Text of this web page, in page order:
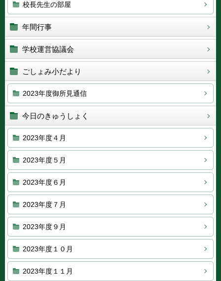
校長先生の部屋
年間行事
学校運営協議会
ごしょみ小だより
2023年度御所見通信
今日のきゅうしょく
2023年度４月
2023年度５月
2023年度６月
2023年度７月
2023年度９月
2023年度１０月
2023年度１１月